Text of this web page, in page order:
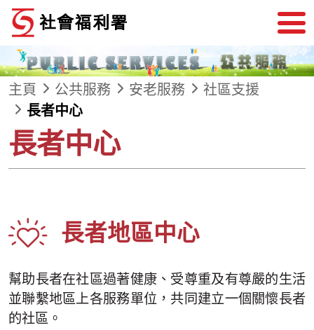
跳到內容
主頁 公共服務 安老服務
社區支援
長者中心
長者中心
長者地區中心
幫助長者在社區過著健康、受尊重及有尊嚴的生活
並聯繫地區上各服務單位，共同建立一個關懷長者
的社區。